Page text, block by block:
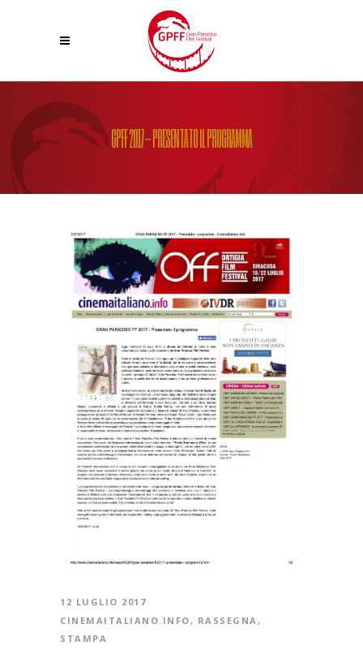
GPFF 2017- PRESENTATO IL PROGRAMMA
12 LUGLIO 2017
CINEMAITALIANO.INFO, RASSEGNA,
STAMPA